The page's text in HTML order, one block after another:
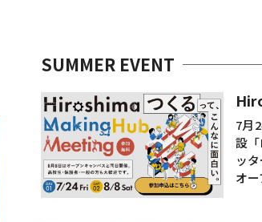
SUMMER EVENT
7月
設
ッ
オ